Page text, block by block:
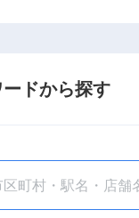
ドから探す